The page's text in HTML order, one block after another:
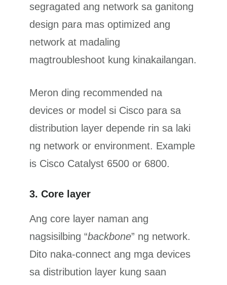
segragated ang network sa ganitong
design para mas optimized ang
network at madaling
magtroubleshoot kung kinakailangan.
Meron ding recommended na
devices or model si Cisco para sa
distribution layer depende rin sa laki
ng network or environment. Example
is Cisco Catalyst 6500 or 6800.
3. Core layer
Ang core layer naman ang
nagsisilbing “backbone” ng network.
Dito naka-connect ang mga devices
sa distribution layer kung saan